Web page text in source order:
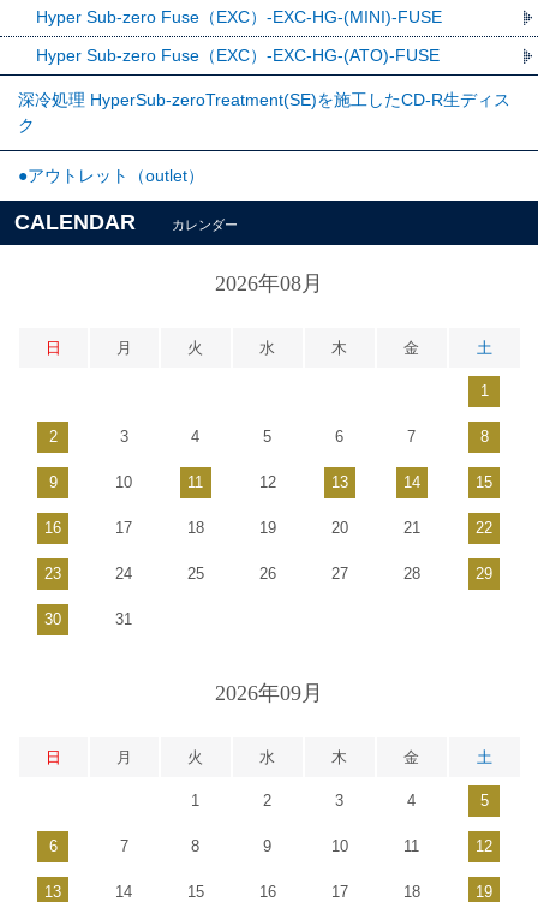
Hyper Sub-zero Fuse（EXC）-EXC-HG-(MINI)-FUSE
Hyper Sub-zero Fuse（EXC）-EXC-HG-(ATO)-FUSE
深冷処理 HyperSub-zeroTreatment(SE)を施工したCD-R生ディス
ク
●アウトレット（outlet）
CALENDAR カレンダー
2026年08月
日 月 火 水 木 金 土
1
2 3 4 5 6 7 8
9 10 11 12 13 14 15
16 17 18 19 20 21 22
23 24 25 26 27 28 29
30 31
2026年09月
日 月 火 水 木 金 土
1 2 3 4 5
6 7 8 9 10 11 12
13 14 15 16 17 18 19